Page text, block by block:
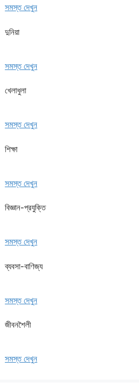
সমস্ত দেখুন
দুনিয়া
সমস্ত দেখুন
খেলাধুলা
সমস্ত দেখুন
শিক্ষা
সমস্ত দেখুন
বিজ্ঞান-প্রযুক্তি
সমস্ত দেখুন
ব্যবসা-বাণিজ্য
সমস্ত দেখুন
জীবনশৈলী
সমস্ত দেখুন